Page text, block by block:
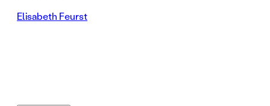
Elisabeth Feurst